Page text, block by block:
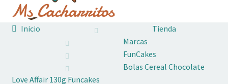
navegación
Inicio
Tienda
Marcas
FunCakes
Bolas Cereal Chocolate
Love Affair 130g Funcakes